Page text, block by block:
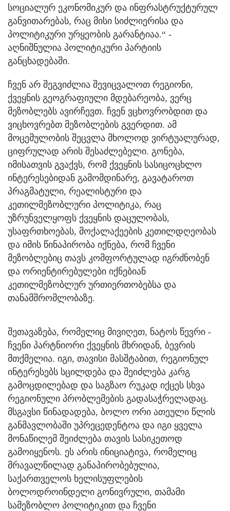
სოციალურ ეკონომიკურ და ინფრასტრუქტურულ
განვითარებას, რაც მისი სიძლიერისა და
პოლიტიკური ურყეობის გარანტიაა.“ -
აღნიშნულია პოლიტიკური პარტიის
განცხადებაში.
ჩვენ არ შეგვიძლია შევიცვალოთ რეგიონი,
ქვეყნის გეოგრაფიული მდებარეობა, ვერც
მეზობლებს ავირჩევთ. ჩვენ ვცხოვრობდით და
ვიცხოვრებთ მეზობლების გვერდით. ამ
მოცემულობის შეცვლა მხოლოდ ვირტუალურად,
ციფრულად არის შესაძლებელი. გონება,
იმისათვის გვაქვს, რომ ქვეყნის სასიცოცხლო
ინტერესებიდან გამომდინარე, გავატაროთ
პრაგმატული, რეალისტური და
კეთილმეზობლური პოლიტიკა, რაც
უზრუნველყოფს ქვეყნის დაცულობას,
უსაფრთხოებას, მოქალაქეების კეთილდღეობას
და იმის წინაპირობა იქნება, რომ ჩვენი
მეზობლებიც თავს კომფორტულად იგრძნობენ
და ორიენტირებულები იქნებიან
კეთილმეზობლურ ურთიერთობებსა და
თანამშრომლობაზე.
შეთავაზება, რომელიც მივიღეთ, ნატოს წევრი -
ჩვენი პარტნიორი ქვეყნის მხრიდან, ბევრის
მთქმელია. იგი, თავისი მასშტაბით, რეგიონულ
ინტერესებს სცილდება და შეიძლება კარგ
გამოცდილებად და საგზაო რუკად იქცეს სხვა
რეგიონული პრობლემების გადასაჭრელადაც.
მსგავსი წინადადება, ბოლო ორი ათეული წლის
განმავლობაში უპრეცედენტოა და იგი ყველა
მონაწილემ შეიძლება თავის სასიკეთოდ
გამოიყენოს. ეს არის ინიციატივა, რომელიც
მრავალწილად განაპირობებულია,
საქართველოს ხელისუფლების
ბოლოდროინდელი გონივრული, თამამი
სამეზობლო პოლიტიკით და ჩვენი